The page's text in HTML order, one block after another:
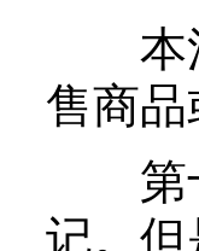
本法
售商
第十
记。